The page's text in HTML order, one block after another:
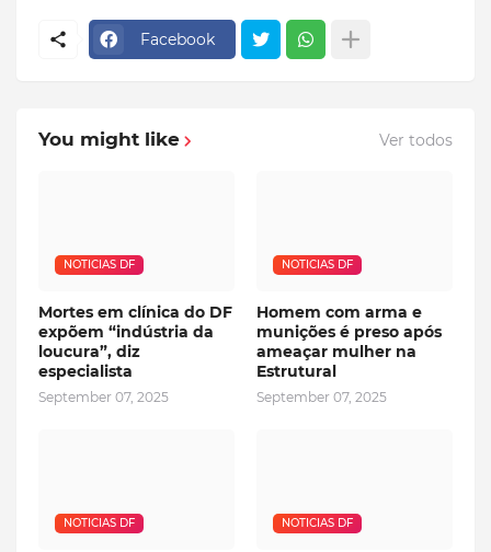
Facebook
You might like Ver todos
NOTICIAS DF
Mortes em clínica do DF
expõem “indústria da
loucura”, diz
especialista
September 07, 2025
NOTICIAS DF
Homem com arma e
munições é preso após
ameaçar mulher na
Estrutural
September 07, 2025
NOTICIAS DF NOTICIAS DF